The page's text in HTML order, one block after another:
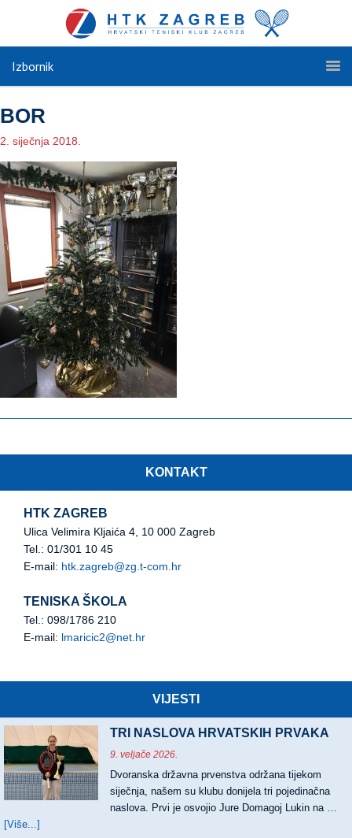
Izbornik
BOR
2. siječnja 2018.
KONTAKT
HTK ZAGREB
Ulica Velimira Kljaića 4, 10 000 Zagreb
Tel.: 01/301 10 45
E-mail: htk.zagreb@zg.t-com.hr
TENISKA ŠKOLA
Tel.: 098/1786 210
E-mail: lmaricic2@net.hr
VIJESTI
TRI NASLOVA HRVATSKIH PRVAKA
9. veljače 2026.
Dvoranska državna prvenstva održana tijekom
siječnja, našem su klubu donijela tri pojedinačna
naslova. Prvi je osvojio Jure Domagoj Lukin na …
[Više...]